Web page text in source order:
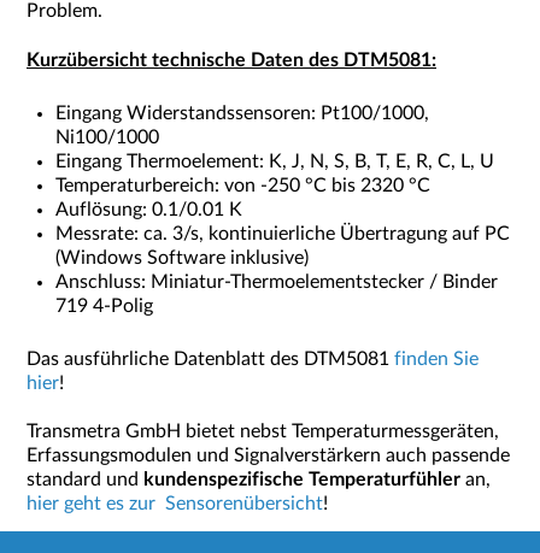
Problem.
Kurzübersicht technische Daten des DTM5081:
Eingang Widerstandssensoren: Pt100/1000,
Ni100/1000
Eingang Thermoelement: K, J, N, S, B, T, E, R, C, L, U
Temperaturbereich: von -250 °C bis 2320 °C
Auflösung: 0.1/0.01 K
Messrate: ca. 3/s, kontinuierliche Übertragung auf PC
(Windows Software inklusive)
Anschluss: Miniatur-Thermoelementstecker / Binder
719 4-Polig
Das ausführliche Datenblatt des DTM5081 finden Sie
hier!
Transmetra GmbH bietet nebst Temperaturmessgeräten,
Erfassungsmodulen und Signalverstärkern auch passende
standard und kundenspezifische Temperaturfühler an,
hier geht es zur Sensorenübersicht!